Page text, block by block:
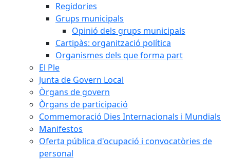
Regidories
Grups municipals
Opinió dels grups municipals
Cartipàs: organització política
Organismes dels que forma part
El Ple
Junta de Govern Local
Òrgans de govern
Òrgans de participació
Commemoració Dies Internacionals i Mundials
Manifestos
Oferta pública d'ocupació i convocatòries de
personal